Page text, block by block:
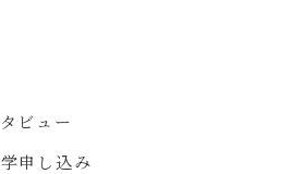
ビュー
申し込み